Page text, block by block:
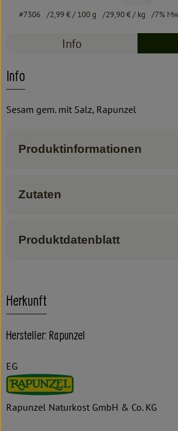
#7306 2,99 €/ 100 g 29,90 €/ kg 7%
Info
Info
Sesam gem. mit Salz, Rapunzel
Produktinformationen
Zutaten
Produktdatenblatt
Herkunft
Hersteller: Rapunzel
EG
Rapunzel Naturkost GmbH & Co. KG